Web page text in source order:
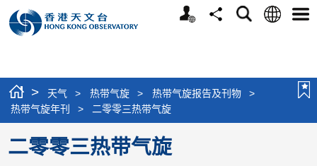
个
分
搜
语
选
> 天气 > 热带气旋 > 热带气旋报告及刊物
>
热带气旋年刊
> 二零零三热带气旋
二零零三热带气旋